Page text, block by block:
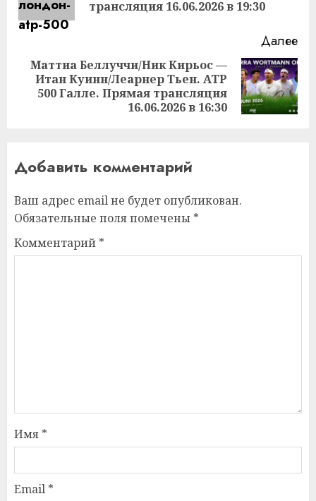
трансляция 16.06.2026 в 19:30
Далее
Следующая
запись:
Маттиа Беллуччи/Ник Кирьос —
Итан Куинн/Леарнер Тьен. ATP
500 Галле. Прямая трансляция
16.06.2026 в 16:30
Добавить комментарий
Ваш адрес email не будет опубликован.
Обязательные поля помечены *
Комментарий *
Имя *
Email *